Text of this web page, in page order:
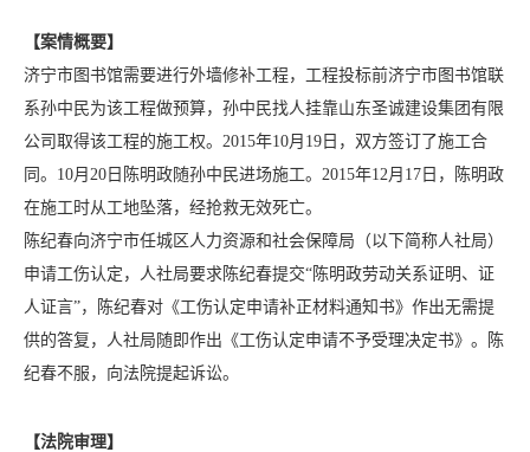
【案情概要】
济宁市图书馆需要进行外墙修补工程，工程投标前济宁市图书馆联
系孙中民为该工程做预算，孙中民找人挂靠山东圣诚建设集团有限
公司取得该工程的施工权。2015年10月19日，双方签订了施工合
同。10月20日陈明政随孙中民进场施工。2015年12月17日，陈明政
在施工时从工地坠落，经抢救无效死亡。
陈纪春向济宁市任城区人力资源和社会保障局（以下简称人社局）
申请工伤认定，人社局要求陈纪春提交“陈明政劳动关系证明、证
人证言”，陈纪春对《工伤认定申请补正材料通知书》作出无需提
供的答复，人社局随即作出《工伤认定申请不予受理决定书》。陈
纪春不服，向法院提起诉讼。
【法院审理】